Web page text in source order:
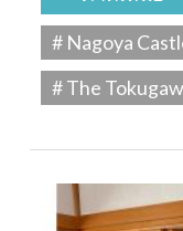
# Nagoya
# The